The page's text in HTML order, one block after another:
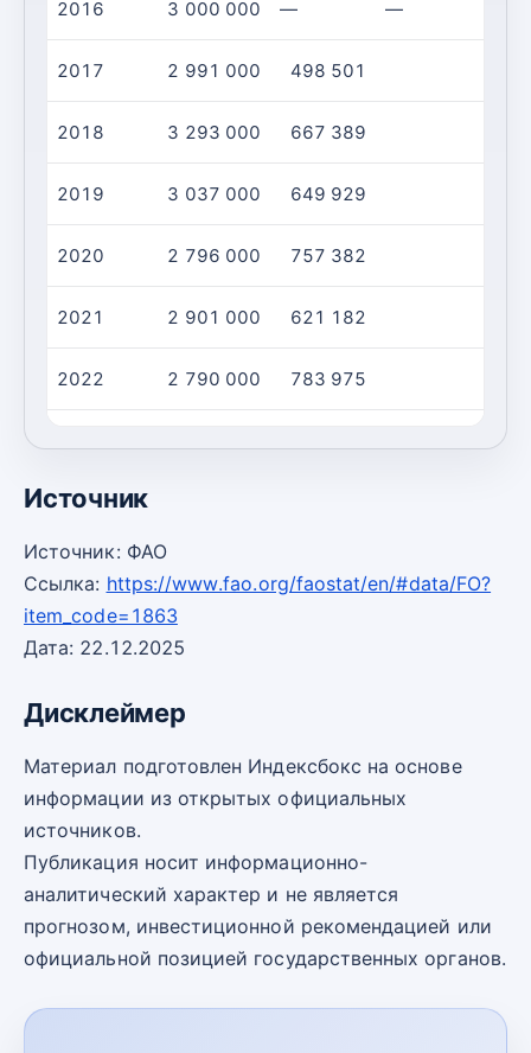
2016 3 000 000 — —
2017 2 991 000 498 501
2018 3 293 000 667 389
2019 3 037 000 649 929
2020 2 796 000 757 382
2021 2 901 000 621 182
2022 2 790 000 783 975
Источник
Источник: ФАО
Ссылка: https://www.fao.org/faostat/en/#data/FO?
item_code=1863
Дата: 22.12.2025
Дисклеймер
Материал подготовлен Индексбокс на основе
информации из открытых официальных
источников.
Публикация носит информационно-
аналитический характер и не является
прогнозом, инвестиционной рекомендацией или
официальной позицией государственных органов.